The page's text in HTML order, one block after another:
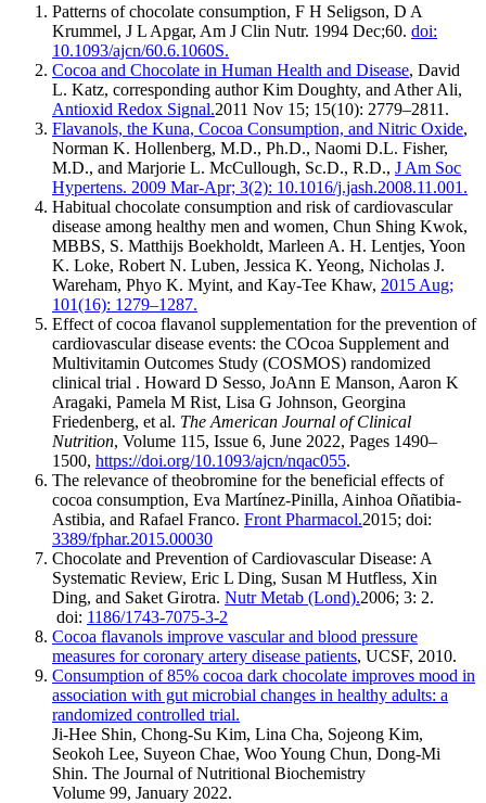
Patterns of chocolate consumption, F H Seligson, D A
Krummel, J L Apgar, Am J Clin Nutr. 1994 Dec;60. doi:
10.1093/ajcn/60.6.1060S.
Cocoa and Chocolate in Human Health and Disease, David
L. Katz, corresponding author Kim Doughty, and Ather Ali,
Antioxid Redox Signal.2011 Nov 15; 15(10): 2779–2811.
Flavanols, the Kuna, Cocoa Consumption, and Nitric Oxide,
Norman K. Hollenberg, M.D., Ph.D., Naomi D.L. Fisher,
M.D., and Marjorie L. McCullough, Sc.D., R.D., J Am Soc
Hypertens. 2009 Mar-Apr; 3(2): 10.1016/j.jash.2008.11.001.
Habitual chocolate consumption and risk of cardiovascular
disease among healthy men and women, Chun Shing Kwok,
MBBS, S. Matthijs Boekholdt, Marleen A. H. Lentjes, Yoon
K. Loke, Robert N. Luben, Jessica K. Yeong, Nicholas J.
Wareham, Phyo K. Myint, and Kay-Tee Khaw, 2015 Aug;
101(16): 1279–1287.
Effect of cocoa flavanol supplementation for the prevention of
cardiovascular disease events: the COcoa Supplement and
Multivitamin Outcomes Study (COSMOS) randomized
clinical trial . Howard D Sesso, JoAnn E Manson, Aaron K
Aragaki, Pamela M Rist, Lisa G Johnson, Georgina
Friedenberg, et al. The American Journal of Clinical
Nutrition, Volume 115, Issue 6, June 2022, Pages 1490–
1500, https://doi.org/10.1093/ajcn/nqac055.
The relevance of theobromine for the beneficial effects of
cocoa consumption, Eva Martínez-Pinilla, Ainhoa Oñatibia-
Astibia, and Rafael Franco. Front Pharmacol.2015; doi:
3389/fphar.2015.00030
Chocolate and Prevention of Cardiovascular Disease: A
Systematic Review, Eric L Ding, Susan M Hutfless, Xin
Ding, and Saket Girotra. Nutr Metab (Lond).2006; 3: 2.
doi: 1186/1743-7075-3-2
Cocoa flavanols improve vascular and blood pressure
measures for coronary artery disease patients, UCSF, 2010.
Consumption of 85% cocoa dark chocolate improves mood in
association with gut microbial changes in healthy adults: a
randomized controlled trial.
Ji-Hee Shin, Chong-Su Kim, Lina Cha, Sojeong Kim,
Seokoh Lee, Suyeon Chae, Woo Young Chun, Dong-Mi
Shin. The Journal of Nutritional Biochemistry
Volume 99, January 2022.